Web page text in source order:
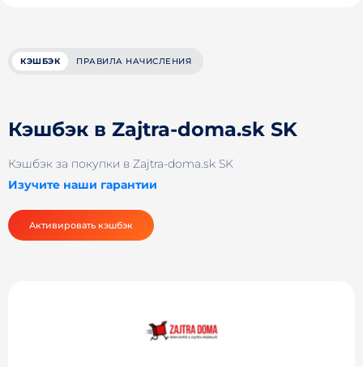
КЭШБЭК ПРАВИЛА НАЧИСЛЕНИЯ
Кэшбэк в Zajtra-doma.sk SK
Кэшбэк за покупки в Zajtra-doma.sk SK
Изучите наши гарантии
Активировать кэшбэк